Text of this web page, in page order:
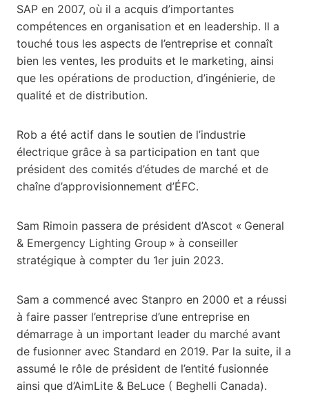
SAP en 2007, où il a acquis d’importantes
compétences en organisation et en leadership. Il a
touché tous les aspects de l’entreprise et connaît
bien les ventes, les produits et le marketing, ainsi
que les opérations de production, d’ingénierie, de
qualité et de distribution.
Rob a été actif dans le soutien de l’industrie
électrique grâce à sa participation en tant que
président des comités d’études de marché et de
chaîne d’approvisionnement d’ÉFC.
Sam Rimoin passera de président d’Ascot « General
& Emergency Lighting Group » à conseiller
stratégique à compter du 1er juin 2023.
Sam a commencé avec Stanpro en 2000 et a réussi
à faire passer l’entreprise d’une entreprise en
démarrage à un important leader du marché avant
de fusionner avec Standard en 2019. Par la suite, il a
assumé le rôle de président de l’entité fusionnée
ainsi que d’AimLite & BeLuce ( Beghelli Canada).